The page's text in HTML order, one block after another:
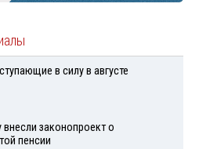
в силу в августе
внесли законопроект о
пенсии